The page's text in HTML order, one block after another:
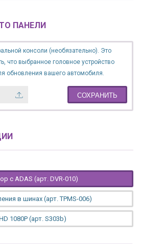
ПАНЕЛИ
консоли (необязательно). Это
что выбранное головное устройство
обновления вашего автомобиля.
СОХРАНИТЬ
с ADAS (арт. DVR-010)
в шинах (арт. TPMS-006)
1080P (арт. S303b)